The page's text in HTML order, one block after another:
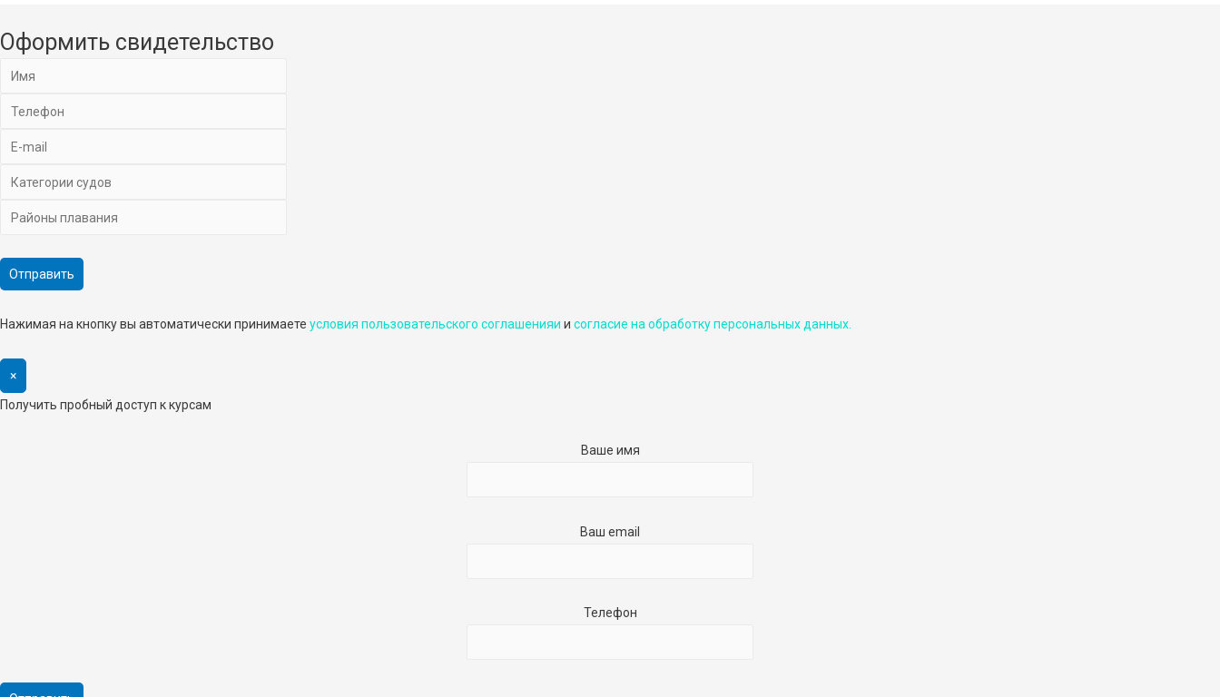
Оформить свидетельство
Нажимая на кнопку вы автоматически принимаете условия пользовательского соглашенияи и cогласие на обработку персональных данных.
×
Получить пробный доступ к курсам
Ваше имя
Ваш email
Телефон